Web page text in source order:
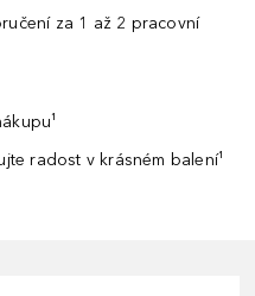
za 1 až 2 pracovní
radost v krásném balení¹